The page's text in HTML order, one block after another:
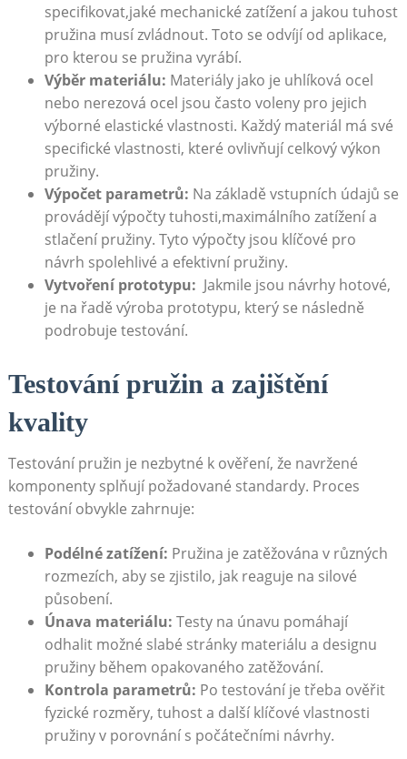
specifikovat,jaké mechanické zatížení​ a jakou tuhost
pružina musí ‍zvládnout. Toto se odvíjí​ od aplikace,
⁢pro ⁣kterou ‍se pružina​ vyrábí.
Výběr materiálu: ⁣Materiály ⁣jako je uhlíková ocel
nebo nerezová ​ocel jsou často voleny pro jejich
výborné ​elastické vlastnosti. Každý materiál má své
specifické vlastnosti, které ​ovlivňují celkový výkon
pružiny.
Výpočet ‌parametrů: Na základě vstupních údajů se
provádějí výpočty ​tuhosti,maximálního⁤ zatížení a
stlačení pružiny. Tyto výpočty jsou klíčové‌ pro
návrh spolehlivé a efektivní⁣ pružiny.
Vytvoření prototypu: ‍ Jakmile jsou návrhy hotové,
je na ​řadě⁣ výroba prototypu, který se⁢ následně
podrobuje​ testování.
Testování pružin a zajištění
kvality
Testování pružin je nezbytné k ověření, že navržené⁤
komponenty splňují požadované standardy. Proces‍
testování obvykle zahrnuje:
Podélné zatížení: ‌Pružina je zatěžována v různých⁣
rozmezích, aby se zjistilo, jak reaguje na silové
působení.
Únava⁣ materiálu: Testy na únavu pomáhají ​
odhalit ‌možné slabé stránky materiálu a designu
pružiny během opakovaného ‍zatěžování.
Kontrola parametrů: ‌Po testování je⁤ třeba ověřit
fyzické ⁢rozměry, tuhost a další klíčové vlastnosti
pružiny⁢ v porovnání ‌s počátečními​ návrhy.